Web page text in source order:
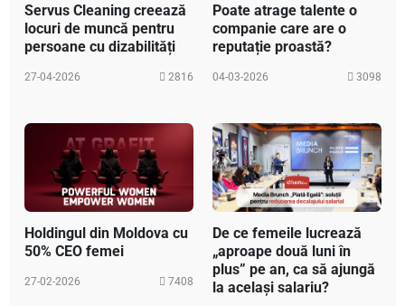
Servus Cleaning creează
locuri de muncă pentru
persoane cu dizabilități
27-04-2026 2816
Poate atrage talente o
companie care are o
reputație proastă?
04-03-2026 3098
Holdingul din Moldova cu
50% CEO femei
27-02-2026 7408
De ce femeile lucrează
„aproape două luni în
plus” pe an, ca să ajungă
la același salariu?